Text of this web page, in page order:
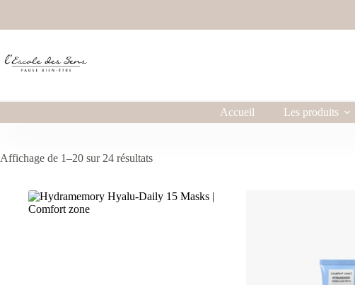
Accueil Les produits
Affichage de 1–20 sur 24 résultats